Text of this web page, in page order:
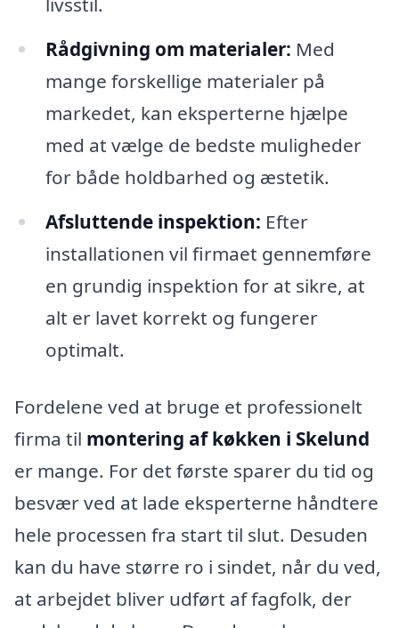
Rådgivning om materialer: Med
mange forskellige materialer på
markedet, kan eksperterne hjælpe
med at vælge de bedste muligheder
for både holdbarhed og æstetik.
Afsluttende inspektion: Efter
installationen vil firmaet gennemføre
en grundig inspektion for at sikre, at
alt er lavet korrekt og fungerer
optimalt.
Fordelene ved at bruge et professionelt
firma til montering af køkken i Skelund
er mange. For det første sparer du tid og
besvær ved at lade eksperterne håndtere
hele processen fra start til slut. Desuden
kan du have større ro i sindet, når du ved,
at arbejdet bliver udført af fagfolk, der